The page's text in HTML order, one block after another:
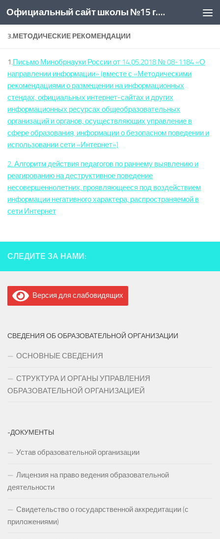
Skip to content Официальный сайт школы №15 г. Новочеркасск
3.МЕТОДИЧЕСКИЕ РЕКОМЕНДАЦИИ
1.Письмо Минобрнауки России от 14.05.2018 № 08-1184 «О
направлении информации» (вместе с «Методическими
рекомендациями о размещении на информационных
стендах, официальных интернет-сайтах и других
информационных ресурсах общеобразовательных
организаций и органов, осуществляющих управление в
сфере образования, информации о безопасном поведении и
использовании сети «Интернет»)
2. Алгоритм действия педагогов по раннему выявлению и
реагированию на деструктивное поведение
несовершеннолетних, проявляющееся под воздействием
информации негативного характера, распространяемой в
сети Интернет
СЛЕДИТЕ ЗА НАМИ:
Версия для слабовидящих
СВЕДЕНИЯ ОБ ОБРАЗОВАТЕЛЬНОЙ ОРГАНИЗАЦИИ
ОСНОВНЫЕ СВЕДЕНИЯ
СТРУКТУРА И ОРГАНЫ УПРАВЛЕНИЯ
ОБРАЗОВАТЕЛЬНОЙ ОРГАНИЗАЦИЕЙ
-ДОКУМЕНТЫ
Устав образовательной организации
Лицензия на право ведения образовательной
деятельности
Свидетельство о государственной аккредитации (с
приложениями)